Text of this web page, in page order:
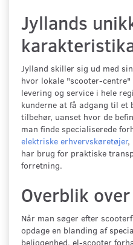
Jyllands
Jylland skiller sig ud med
hvor lokale "scooter-
levering og service i hele
kunderne at få adgang til et
tilbehør, uanset hvor de
man finde specialiserede
elektriske erhvervskøretøjer,
har brug for praktiske
forretning.
Overblik
Når man søger efter
opdage en blanding af
beliggenhed, el-scooter